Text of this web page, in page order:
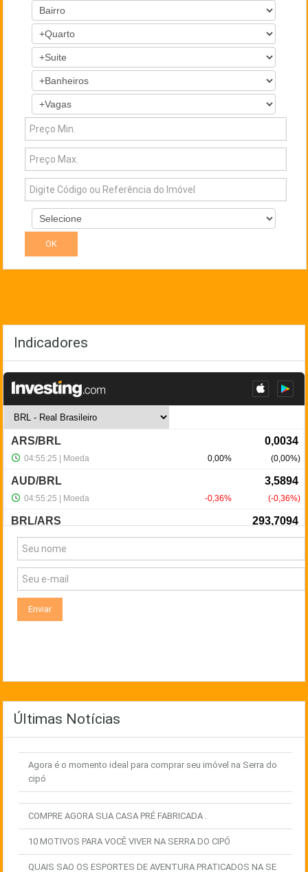
Indicadores
NewsLetter
Últimas Notícias
Agora é o momento ideal para comprar seu imóvel na Serra do
cipó
COMPRE AGORA SUA CASA PRÉ FABRICADA .
10 MOTIVOS PARA VOCÊ VIVER NA SERRA DO CIPÓ
QUAIS SAO OS ESPORTES DE AVENTURA PRATICADOS NA SE